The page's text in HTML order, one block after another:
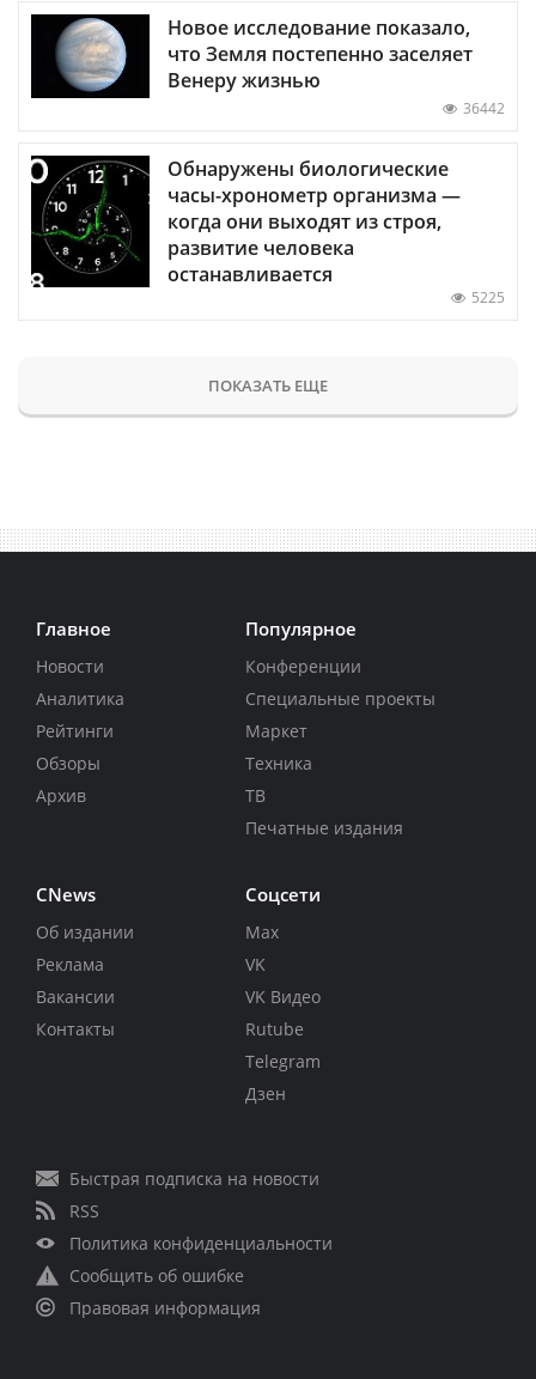
Новое исследование показало,
что Земля постепенно заселяет
Венеру жизнью
36442
Обнаружены биологические
часы-хронометр организма —
когда они выходят из строя,
развитие человека
останавливается
5225
ПОКАЗАТЬ ЕЩЕ
Главное
Новости
Аналитика
Рейтинги
Обзоры
Архив
Популярное
Конференции
Специальные проекты
Маркет
Техника
ТВ
Печатные издания
CNews
Об издании
Реклама
Вакансии
Контакты
Соцсети
Max
VK
VK Видео
Rutube
Telegram
Дзен
Быстрая подписка на новости
RSS
Политика конфиденциальности
Сообщить об ошибке
Правовая информация